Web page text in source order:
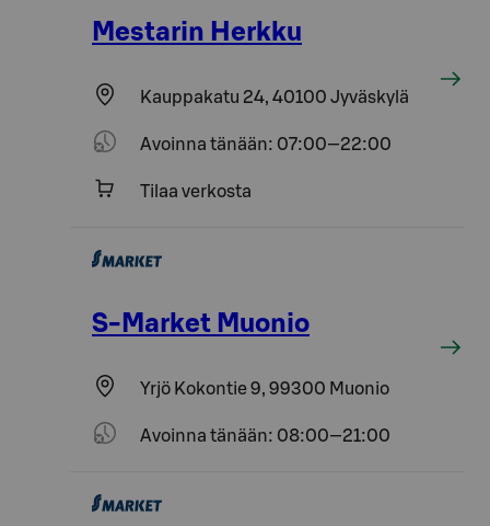
Mestarin Herkku
Kauppakatu 24, 40100 Jyväskylä
Avoinna tänään: 07:00—22:00
Tilaa verkosta
S-Market Muonio
Yrjö Kokontie 9, 99300 Muonio
Avoinna tänään: 08:00—21:00